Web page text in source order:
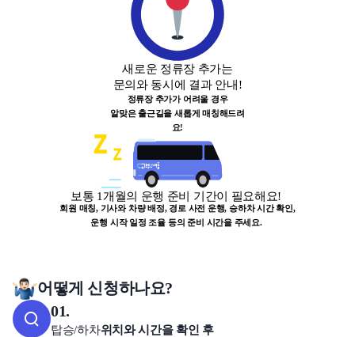
새로운 정류장 추가는
문의와 동시에 결과 안내!
정류장 추가가 어려울 경우
알맞은 출근길을 새롭게 매칭해드려
요!
보통 1개월의 운행 준비 기간이 필요해요!
회원 매칭, 기사와 차량 배정, 경로 사전 운행, 승하차 시간 확인,
운행 시작 일정 조율 등의 준비 시간을 주세요.
어떻게 신청하나요?
01.
탑승/하차위치와 시간을 확인 후